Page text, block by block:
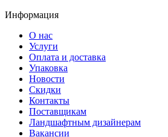
Информация
О нас
Услуги
Оплата и доставка
Упаковка
Новости
Скидки
Контакты
Поставщикам
Ландшафтным дизайнерам
Вакансии